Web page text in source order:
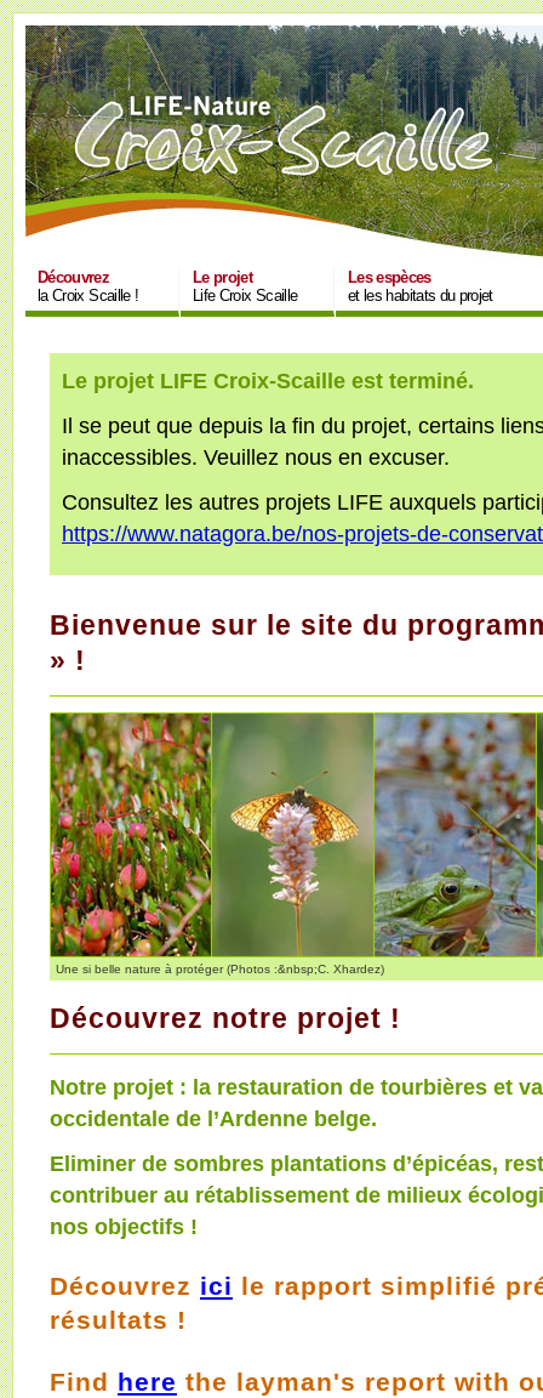
Découvrez
la Croix Scaille !
Le projet
Life Croix Scaille
Les espèces
et les habitats du projet
Le projet LIFE Croix-Scaille est terminé.
Il se peut que depuis la fin du projet, certains
inaccessibles. Veuillez nous en excuser.
Consultez les autres projets LIFE auxquels
https://www.natagora.be/nos-projets-de-
Bienvenue sur le site du
» !
Une si belle nature à protéger (Photos :&nbsp;C. Xhardez)
Découvrez notre projet !
Notre projet : la restauration de tourbières et
occidentale de l’Ardenne belge.
Eliminer de sombres plantations d’épicéas,
contribuer au rétablissement de milieux
nos objectifs !
Découvrez ici le rapport simplifié
résultats !
Find here the layman's report with